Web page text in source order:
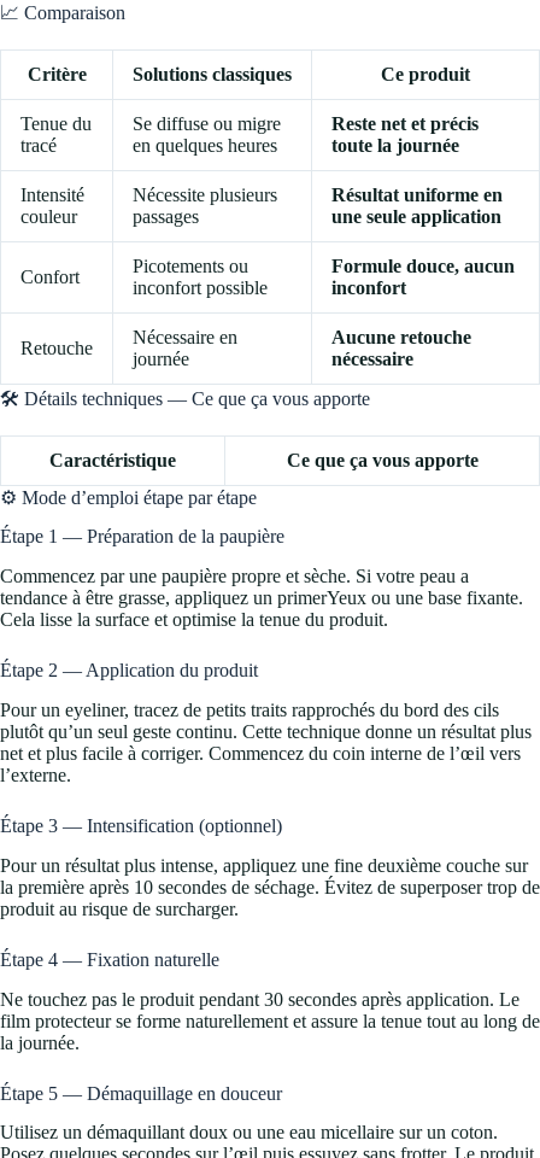
📈 Comparaison
Critère Solutions classiques Ce produit
Tenue du
tracé
Se diffuse ou migre
en quelques heures
Reste net et précis
toute la journée
Intensité
couleur
Nécessite plusieurs
passages
Résultat uniforme en
une seule application
Confort
Picotements ou
inconfort possible
Formule douce, aucun
inconfort
Retouche
Nécessaire en
journée
Aucune retouche
nécessaire
🛠️ Détails techniques — Ce que ça vous apporte
Caractéristique
Ce que ça vous apporte
⚙️ Mode d’emploi étape par étape
Étape 1 — Préparation de la paupière
Commencez par une paupière propre et sèche. Si votre peau a
tendance à être grasse, appliquez un primerYeux ou une base fixante.
Cela lisse la surface et optimise la tenue du produit.
Étape 2 — Application du produit
Pour un eyeliner, tracez de petits traits rapprochés du bord des cils
plutôt qu’un seul geste continu. Cette technique donne un résultat plus
net et plus facile à corriger. Commencez du coin interne de l’œil vers
l’externe.
Étape 3 — Intensification (optionnel)
Pour un résultat plus intense, appliquez une fine deuxième couche sur
la première après 10 secondes de séchage. Évitez de superposer trop de
produit au risque de surcharger.
Étape 4 — Fixation naturelle
Ne touchez pas le produit pendant 30 secondes après application. Le
film protecteur se forme naturellement et assure la tenue tout au long de
la journée.
Étape 5 — Démaquillage en douceur
Utilisez un démaquillant doux ou une eau micellaire sur un coton.